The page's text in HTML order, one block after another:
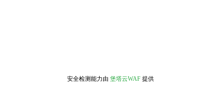
安全检测能力由 堡塔云WAF 提供